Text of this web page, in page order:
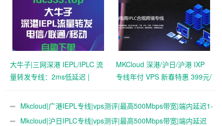
大牛子|三网深港 IEPL/IPLC 流
量转发专线：2ms低延迟 |
MKCloud 深港/沪日/沪港 IXP
专线年付 VPS 新春特惠 399元/
Mkcloud|广港IEPL专线|vps测评|最高500Mbps带宽|端内延迟1-
2ms|跨境电商IPLC合规跨境专线
Mkcloud|沪日IPLC专线|vps测评|最高500Mbps带宽|端内延迟